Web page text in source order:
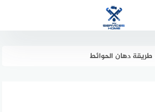
طريقة دهان الحوائط